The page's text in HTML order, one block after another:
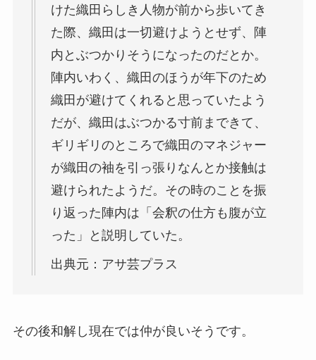
けた織田らしき人物が前から歩いてき
た際、織田は一切避けようとせず、陣
内とぶつかりそうになったのだとか。
陣内いわく、織田のほうが年下のため
織田が避けてくれると思っていたよう
だが、織田はぶつかる寸前まできて、
ギリギリのところで織田のマネジャー
が織田の袖を引っ張りなんとか接触は
避けられたようだ。その時のことを振
り返った陣内は「会釈の仕方も腹が立
った」と説明していた。
出典元：アサ芸プラス
その後和解し現在では仲が良いそうです。